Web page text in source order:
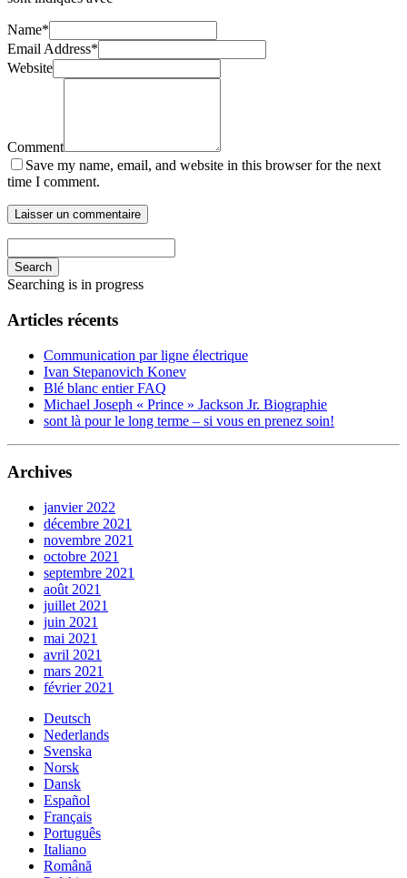
Name*
Email Address*
Website
Comment
Save my name, email, and website in this browser for the next
time I comment.
Search
Searching is in progress
Articles récents
Communication par ligne électrique
Ivan Stepanovich Konev
Blé blanc entier FAQ
Michael Joseph « Prince » Jackson Jr. Biographie
sont là pour le long terme – si vous en prenez soin!
Archives
janvier 2022
décembre 2021
novembre 2021
octobre 2021
septembre 2021
août 2021
juillet 2021
juin 2021
mai 2021
avril 2021
mars 2021
février 2021
Deutsch
Nederlands
Svenska
Norsk
Dansk
Español
Français
Português
Italiano
Română